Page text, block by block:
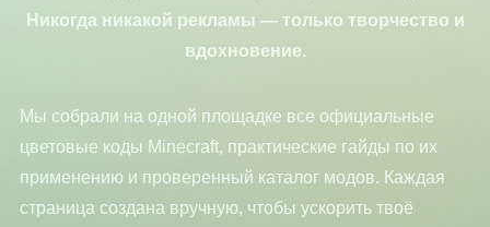
Никогда никакой рекламы — только творчество и
вдохновение.
Мы собрали на одной площадке все официальные
цветовые коды Minecraft, практические гайды по их
применению и проверенный каталог модов. Каждая
страница создана вручную, чтобы ускорить твоё